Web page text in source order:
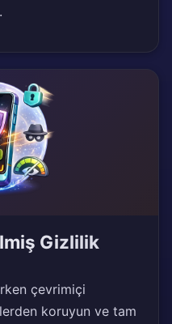
Gizlilik
çevrimiçi
koruyun ve tam